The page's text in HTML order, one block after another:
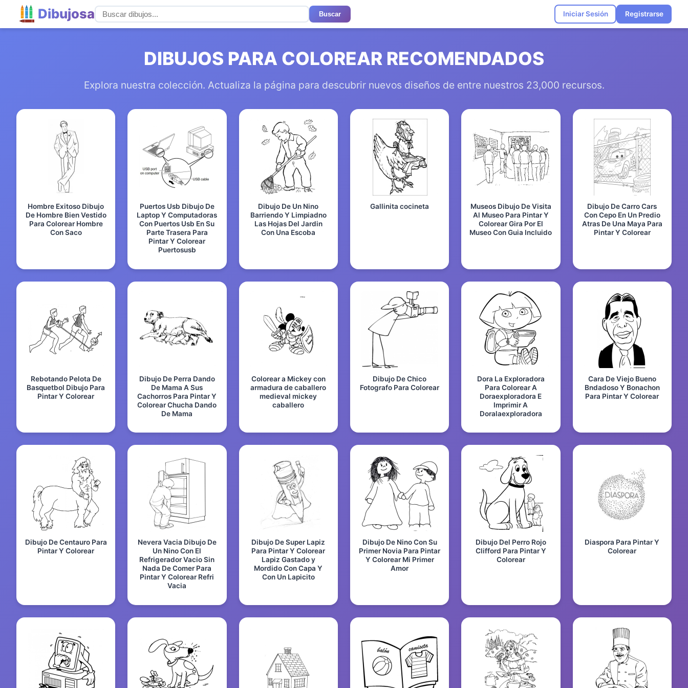
Dibujosa Buscar Iniciar Sesión Registrarse
DIBUJOS PARA COLOREAR RECOMENDADOS
Explora nuestra colección. Actualiza la página para descubrir nuevos diseños de entre nuestros 23,000 recursos.
Hombre Exitoso Dibujo
De Hombre Bien Vestido
Para Colorear Hombre
Con Saco
Puertos Usb Dibujo De
Laptop Y Computadoras
Con Puertos Usb En Su
Parte Trasera Para
Pintar Y Colorear
Puertosusb
Dibujo De Un Nino
Barriendo Y Limpiadno
Las Hojas Del Jardin
Con Una Escoba
Gallinita cocineta
Museos Dibujo De Visita
Al Museo Para Pintar Y
Colorear Gira Por El
Museo Con Guia Incluido
Dibujo De Carro Cars
Con Cepo En Un Predio
Atras De Una Maya Para
Pintar Y Colorear
Rebotando Pelota De
Basquetbol Dibujo Para
Pintar Y Colorear
Dibujo De Perra Dando
De Mama A Sus
Cachorros Para Pintar Y
Colorear Chucha Dando
De Mama
Colorear a Mickey con
armadura de caballero
medieval mickey
caballero
Dibujo De Chico
Fotografo Para Colorear
Dora La Exploradora
Para Colorear A
Doraexploradora E
Imprimir A
Doralaexploradora
Cara De Viejo Bueno
Bndadoso Y Bonachon
Para Pintar Y Colorear
Dibujo De Centauro Para
Pintar Y Colorear
Nevera Vacia Dibujo De
Un Nino Con El
Refrigerador Vacio Sin
Nada De Comer Para
Pintar Y Colorear Refri
Vacia
Dibujo De Super Lapiz
Para Pintar Y Colorear
Lapiz Gastado y
Mordido Con Capa Y
Con Un Lapicito
Dibujo De Nino Con Su
Primer Novia Para Pintar
Y Colorear Mi Primer
Amor
Dibujo Del Perro Rojo
Clifford Para Pintar Y
Colorear
Diaspora Para Pintar Y
Colorear